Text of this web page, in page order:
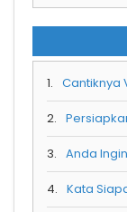
1. Cantiknya
2.
3.
4.